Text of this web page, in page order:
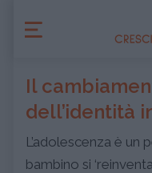
Il
dell’identità
L’adolescenza è un
bambino si